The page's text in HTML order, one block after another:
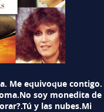
Me equivoque contigo.
soy monedita de
y las nubes.Mi